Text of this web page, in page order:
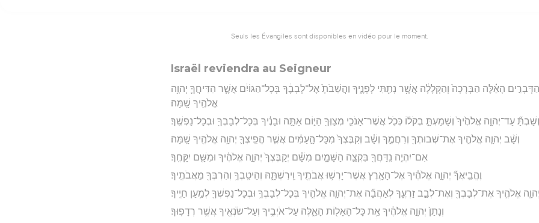
Seuls les Évangiles sont disponibles en vidéo pour le moment.
Israël reviendra au Seigneur
הָאֵ֗לֶּה הַבְּרָכָה֙ וְהַקְּלָלָ֔ה אֲשֶׁ֥ר נָתַ֖תִּי לְפָנֶ֑יךָ וַהֲשֵׁבֹתָ֙ אֶל־לְבָבֶ֔ךָ בְּכָל־הַגּוֹיִ֔ם אֲשֶׁ֧ר הִדִּיחֲךָ֛ יְהוָ֥ה
אֱלֹהֶ֖יךָ שָֽׁמָּה׃
וְשַׁבְתָּ֞ עַד־יְהוָ֤ה אֱלֹהֶ֙יךָ֙ וְשָׁמַעְתָּ֣ בְקֹל֔וֹ כְּכֹ֛ל אֲשֶׁר־אָנֹכִ֥י מְצַוְּךָ֖ הַיּ֑וֹם אַתָּ֣ה וּבָנֶ֔יךָ בְּכָל־לְבָבְךָ֖ וּבְכָל־נַפְשֶֽׁךָ׃
וְשָׁ֨ב יְהוָ֧ה אֱלֹהֶ֛יךָ אֶת־שְׁבוּתְךָ֖ וְרִחֲמֶ֑ךָ וְשָׁ֗ב וְקִבֶּצְךָ֙ מִכָּל־הָ֣עַמִּ֔ים אֲשֶׁ֧ר הֱפִֽיצְךָ֛ יְהוָ֥ה אֱלֹהֶ֖יךָ שָֽׁמָּה׃
אִם־יִהְיֶ֥ה נִֽדַּחֲךָ֖ בִּקְצֵ֣ה הַשָּׁמָ֑יִם מִשָּׁ֗ם יְקַבֶּצְךָ֙ יְהוָ֣ה אֱלֹהֶ֔יךָ וּמִשָּׁ֖ם יִקָּחֶֽךָ׃
וֶהֱבִֽיאֲךָ֞ יְהוָ֣ה אֱלֹהֶ֗יךָ אֶל־הָאָ֛רֶץ אֲשֶׁר־יָרְשׁ֥וּ אֲבֹתֶ֖יךָ וִֽירִשְׁתָּ֑הּ וְהֵיטִֽבְךָ֥ וְהִרְבְּךָ֖ מֵאֲבֹתֶֽיךָ׃
אֱלֹהֶ֛יךָ אֶת־לְבָבְךָ֖ וְאֶת־לְבַ֣ב זַרְעֶ֑ךָ לְאַהֲבָ֞ה אֶת־יְהוָ֧ה אֱלֹהֶ֛יךָ בְּכָל־לְבָבְךָ֥ וּבְכָל־נַפְשְׁךָ֖ לְמַ֥עַן חַיֶּֽיךָ׃
וְנָתַן֙ יְהוָ֣ה אֱלֹהֶ֔יךָ אֵ֥ת כָּל־הָאָל֖וֹת הָאֵ֑לֶּה עַל־אֹיְבֶ֥יךָ וְעַל־שֹׂנְאֶ֖יךָ אֲשֶׁ֥ר רְדָפֽוּךָ׃